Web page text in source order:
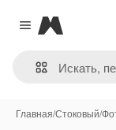
Close menu
Magnific
Главная/Стоковый/